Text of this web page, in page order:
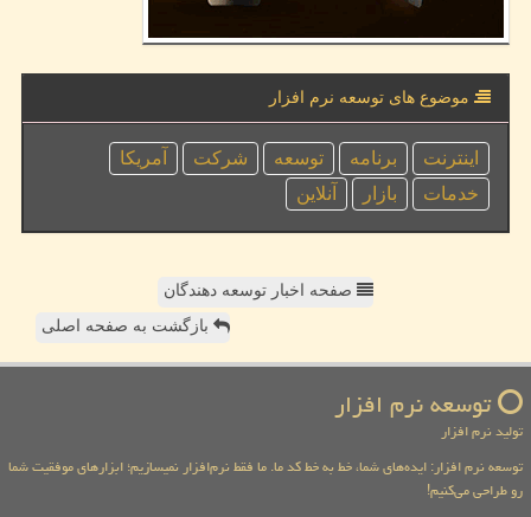
موضوع های توسعه نرم افزار
اینترنت برنامه توسعه شركت
آمریكا
خدمات
بازار آنلاین
صفحه اخبار توسعه دهندگان
بازگشت به صفحه اصلی
توسعه نرم افزار
تولید نرم افزار
توسعه نرم افزار: ایده‌های شما، خط به خط کد ما. ما فقط نرم‌افزار نمیسازیم؛ ابزارهای موفقیت شما
رو طراحی می‌کنیم!